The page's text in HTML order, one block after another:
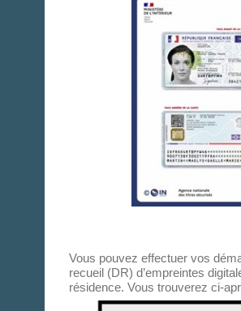
Vous pouvez effectuer vos
recueil (DR) d’empreintes
résidence. Vous trouverez ci-